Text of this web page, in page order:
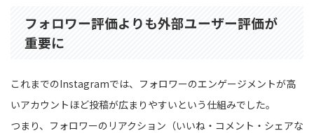
フォロワー評価よりも外部ユーザー評価が
重要に
これまでのInstagramでは、フォロワーのエンゲージメントが高
いアカウントほど投稿が広まりやすいという仕組みでした。
つまり、フォロワーのリアクション（いいね・コメント・シェアな